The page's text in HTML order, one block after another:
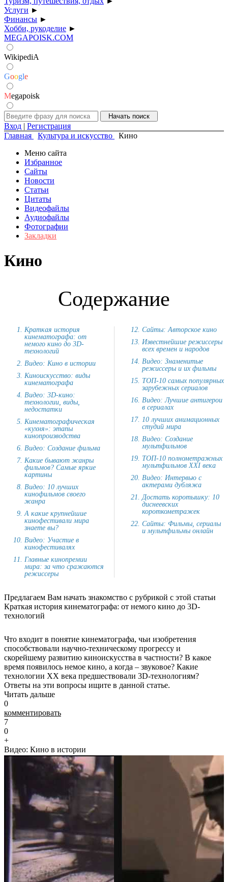
Услуги ►
Финансы ►
Хобби, рукоделие ►
MEGAPOISK.COM
WikipediA
Google
Megapoisk
Вход | Регистрация
Главная
Культура и искусство
Кино
Меню сайта
Избранное
Сайты
Новости
Статьи
Цитаты
Видеофайлы
Аудиофайлы
Фотографии
Закладки
Кино
Содержание
Краткая история
кинематографа: от
немого кино до 3D-
технологий
Видео: Кино в истории
Киноискусство: виды
кинематографа
Видео: 3D-кино:
технологии, виды,
недостатки
Кинематографическая
«кухня»: этапы
кинопроизводства
Видео: Создание фильма
Какие бывают жанры
фильмов? Самые яркие
картины
Видео: 10 лучших
кинофильмов своего
жанра
А какие крупнейшие
кинофестивали мира
знаете вы?
Видео: Участие в
кинофестивалях
Главные кинопремии
мира: за что сражаются
режиссеры
Сайты: Авторское кино
Известнейшие режиссеры
всех времен и народов
Видео: Знаменитые
режиссеры и их фильмы
ТОП-10 самых популярных
зарубежных сериалов
Видео: Лучшие антигерои
в сериалах
10 лучших анимационных
студий мира
Видео: Создание
мультфильмов
ТОП-10 полнометражных
мультфильмов XXI века
Видео: Интервью с
актерами дубляжа
Достать коротышку: 10
диснеевских
короткометражек
Сайты: Фильмы, сериалы
и мультфильмы онлайн
Предлагаем Вам начать знакомство с рубрикой с этой статьи
Краткая история кинематографа: от немого кино до 3D-
технологий
Что входит в понятие кинематографа, чьи изобретения
способствовали научно-техническому прогрессу и
скорейшему развитию киноискусства в частности? В какое
время появилось немое кино, а когда – звуковое? Какие
технологии XX века предшествовали 3D-технологиям?
Ответы на эти вопросы ищите в данной статье.
Читать дальше
0
комментировать
7
0
+
Видео: Кино в истории